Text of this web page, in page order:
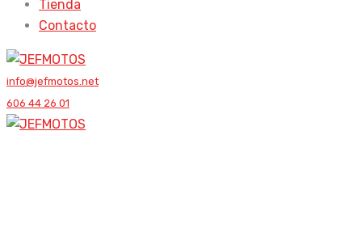
Tienda
Contacto
info@jefmotos.net
606 44 26 01